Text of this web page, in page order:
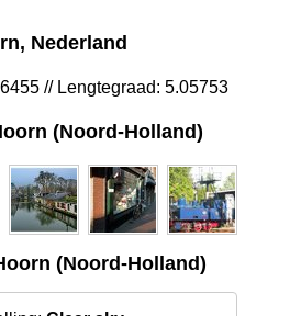
Nederland
// Lengtegraad: 5.05753
(Noord-Holland)
(Noord-Holland)